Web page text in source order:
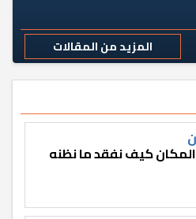
المزيد من المقالات
كيف نفقد ما نظنه